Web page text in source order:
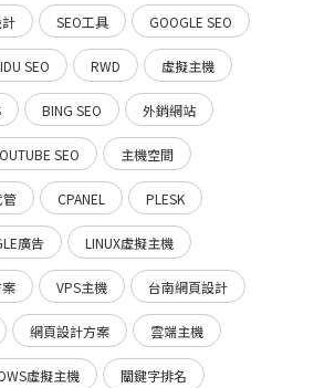
SEO工具 GOOGLE SEO
SEO RWD 虛擬主機
BING SEO 外銷網站
SEO 主機空間
管 CPANEL PLESK
廣告 LINUX虛擬主機
VPS主機 台南網頁設計
網頁設計方案 雲端主機
虛擬主機 關鍵字排名